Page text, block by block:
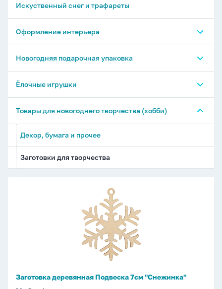
Конверты для денег
Искуственный снег и трафареты
Оформление интерьера
Украшение на скотче и вырубные фигурки
Витражные наклейки
Плакаты и гирлянды
Новогодняя подарочная упаковка
Пакеты подарочные новогодние
Мешки новогодние из ткани
Пакеты пластиковые
Коробки подарочные новогодние
Ёлочные игрушки
Ёлочные подвески
Ёлочные шары и макушки
Товары для новогоднего творчества (хобби)
Декор, бумага и прочее
Заготовки для творчества
Заготовка деревянная Подвеска 7см "Снежинка"